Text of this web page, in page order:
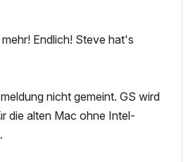
Endlich! Steve hat's
nicht gemeint. GS wird
die alten Mac ohne Intel-